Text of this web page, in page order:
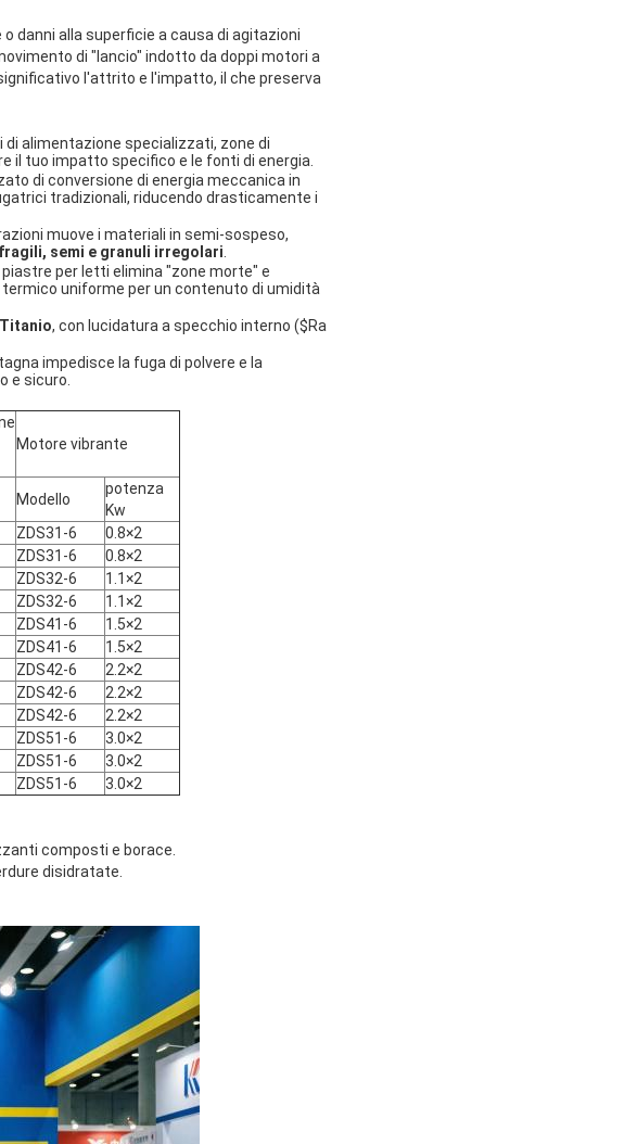
danni alla superficie a causa di agitazioni
di "lancio" indotto da doppi motori a
l'attrito e l'impatto, il che preserva
alimentazione specializzati, zone di
il tuo impatto specifico e le fonti di energia.
di conversione di energia meccanica in
tradizionali, riducendo drasticamente i
muove i materiali in semi-sospeso,
semi e granuli irregolari
per letti elimina "zone morte" e
uniforme per un contenuto di umidità
Titanio, con lucidatura a specchio interno ($Ra
impedisce la fuga di polvere e la
e sicuro.
Motore vibrante
Modello
potenza
Kw
ZDS31-6
0.8×2
ZDS31-6
0.8×2
ZDS32-6
1.1×2
ZDS32-6
1.1×2
ZDS41-6
1.5×2
ZDS41-6
1.5×2
ZDS42-6
2.2×2
ZDS42-6
2.2×2
ZDS42-6
2.2×2
ZDS51-6
3.0×2
ZDS51-6
3.0×2
ZDS51-6 3.0×2
composti e borace.
disidratate.